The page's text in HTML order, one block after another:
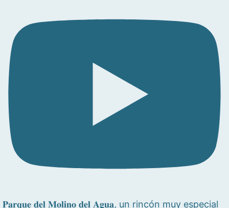
𝐏𝐚𝐫𝐪𝐮𝐞 𝐝𝐞𝐥 𝐌𝐨𝐥𝐢𝐧𝐨 𝐝𝐞𝐥 𝐀𝐠𝐮𝐚, un rincón muy especial